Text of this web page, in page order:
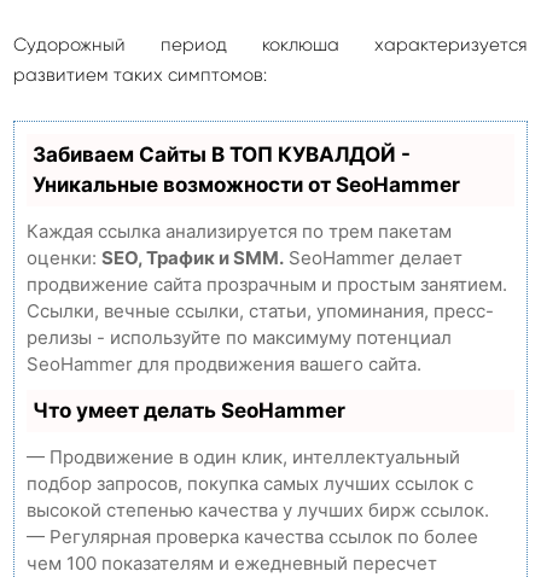
Судорожный период коклюша характеризуется
развитием таких симптомов:
Забиваем Сайты В ТОП КУВАЛДОЙ -
Уникальные возможности от SeoHammer
Каждая ссылка анализируется по трем пакетам
оценки: SEO, Трафик и SMM. SeoHammer делает
продвижение сайта прозрачным и простым занятием.
Ссылки, вечные ссылки, статьи, упоминания, пресс-
релизы - используйте по максимуму потенциал
SeoHammer для продвижения вашего сайта.
Что умеет делать SeoHammer
— Продвижение в один клик, интеллектуальный
подбор запросов, покупка самых лучших ссылок с
высокой степенью качества у лучших бирж ссылок.
— Регулярная проверка качества ссылок по более
чем 100 показателям и ежедневный пересчет